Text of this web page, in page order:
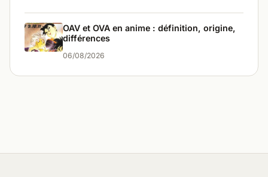
OAV et OVA en anime : définition, origine,
différences
06/08/2026